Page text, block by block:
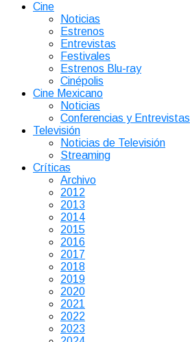
Cine
Noticias
Estrenos
Entrevistas
Festivales
Estrenos Blu-ray
Cinépolis
Cine Mexicano
Noticias
Conferencias y Entrevistas
Televisión
Noticias de Televisión
Streaming
Críticas
Archivo
2012
2013
2014
2015
2016
2017
2018
2019
2020
2021
2022
2023